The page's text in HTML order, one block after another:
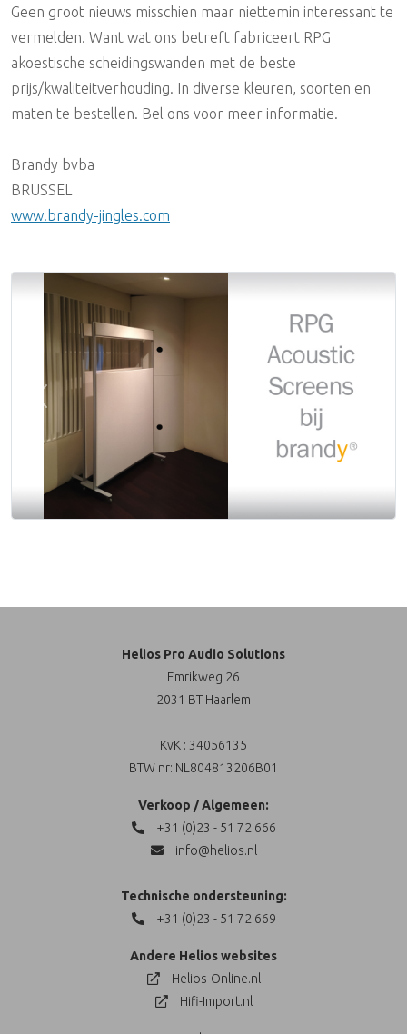
Geen groot nieuws misschien maar niettemin interessant te
vermelden. Want wat ons betreft fabriceert RPG
akoestische scheidingswanden met de beste
prijs/kwaliteitverhouding. In diverse kleuren, soorten en
maten te bestellen. Bel ons voor meer informatie.
Brandy bvba
BRUSSEL
www.brandy-jingles.com
Previous
Helios Pro Audio Solutions
Emrikweg 26
2031 BT Haarlem
KvK : 34056135
BTW nr: NL804813206B01
Verkoop / Algemeen:
+31 (0)23 - 51 72 666
info@helios.nl
Technische ondersteuning:
+31 (0)23 - 51 72 669
Andere Helios websites
Helios-Online.nl
Hifi-Import.nl